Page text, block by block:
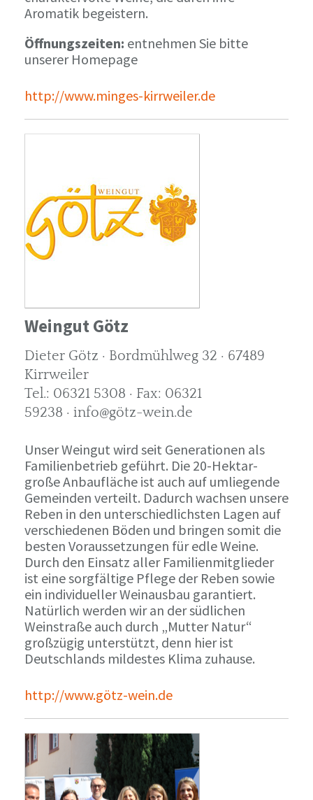
Aromatik begeistern.
Öffnungszeiten: entnehmen Sie bitte
unserer Homepage
http://www.minges-kirrweiler.de
Weingut Götz
Dieter Götz · Bordmühlweg 32 · 67489
Kirrweiler
Tel.: 06321 5308 · Fax: 06321
59238 · info@götz-wein.de
Unser Weingut wird seit Generationen als
Familienbetrieb geführt. Die 20-Hektar-
große Anbaufläche ist auch auf umliegende
Gemeinden verteilt. Dadurch wachsen unsere
Reben in den unterschiedlichsten Lagen auf
verschiedenen Böden und bringen somit die
besten Voraussetzungen für edle Weine.
Durch den Einsatz aller Familienmitglieder
ist eine sorgfältige Pflege der Reben sowie
ein individueller Weinausbau garantiert.
Natürlich werden wir an der südlichen
Weinstraße auch durch „Mutter Natur“
großzügig unterstützt, denn hier ist
Deutschlands mildestes Klima zuhause.
http://www.götz-wein.de